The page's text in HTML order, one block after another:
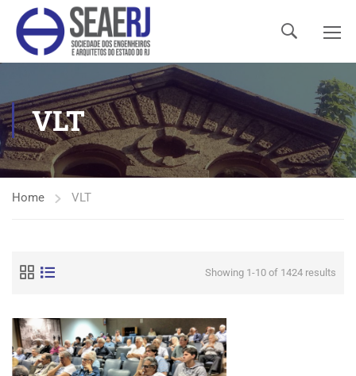
VLT
Home VLT
Showing 1-10 of 1424 results